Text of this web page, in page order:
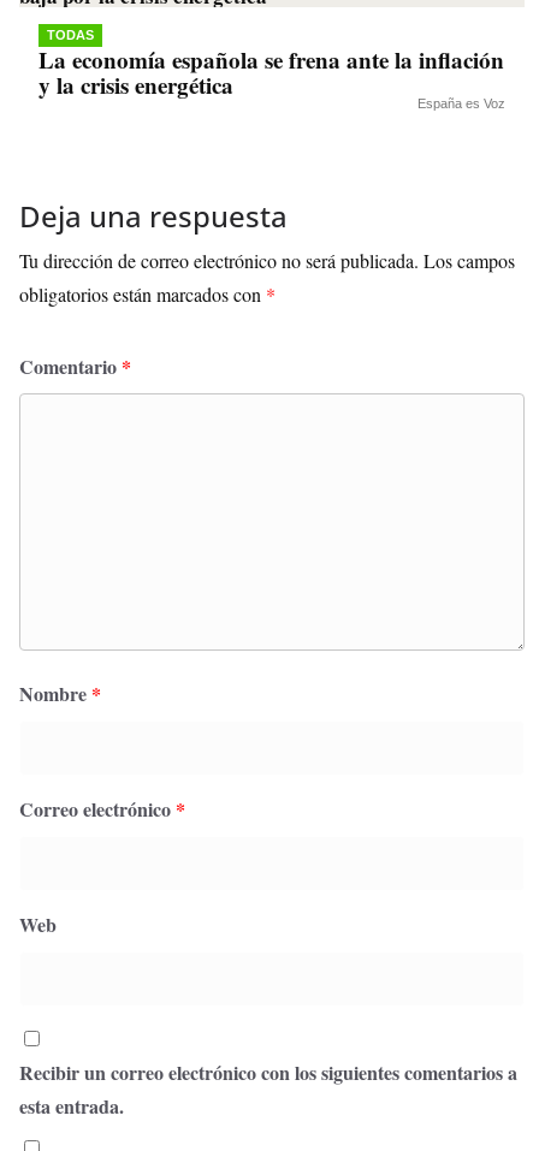
TODAS
La economía española se frena ante la inflación
y la crisis energética
España es Voz
Deja una respuesta
Tu dirección de correo electrónico no será publicada. Los campos
obligatorios están marcados con *
Comentario *
Nombre *
Correo electrónico *
Web
Recibir un correo electrónico con los siguientes comentarios a
esta entrada.